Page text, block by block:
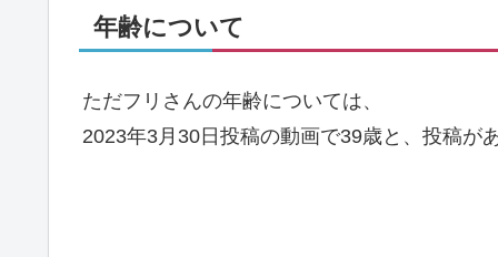
年齢について
ただフリさんの年齢については、
2023年3月30日投稿の動画で39歳と、投稿が